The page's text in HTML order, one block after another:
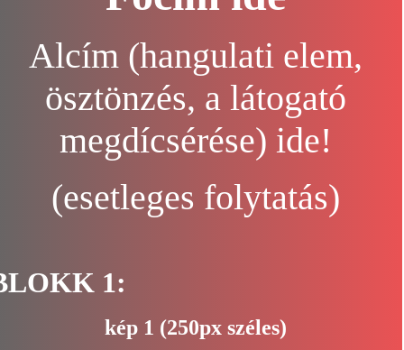
Alcím (hangulati elem,
ösztönzés, a látogató
megdícsérése) ide!
(esetleges folytatás)
1:
kép 1 (250px széles)